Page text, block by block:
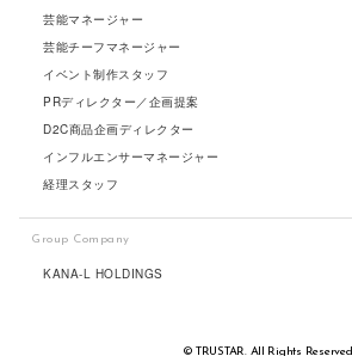
芸能マネージャー
芸能チーフマネージャー
イベント制作スタッフ
PRディレクター／企画提案
D2C商品企画ディレクター
インフルエンサーマネージャー
経理スタッフ
Group Company
KANA-L HOLDINGS
© TRUSTAR. All Rights Reserved